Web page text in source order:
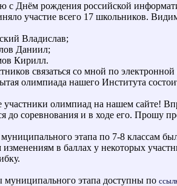
с Днём рождения российской
участие всего 17 школьников.
Владислав;
Даниил;
Кирилл.
связаться со мной по
олимпиада нашего Института
олимпиад на нашем сайте!
до соревнования и в ходе его. Прошу
муниципального этапа по 7-8 классам
в баллах у некоторых
муниципального этапа доступны по